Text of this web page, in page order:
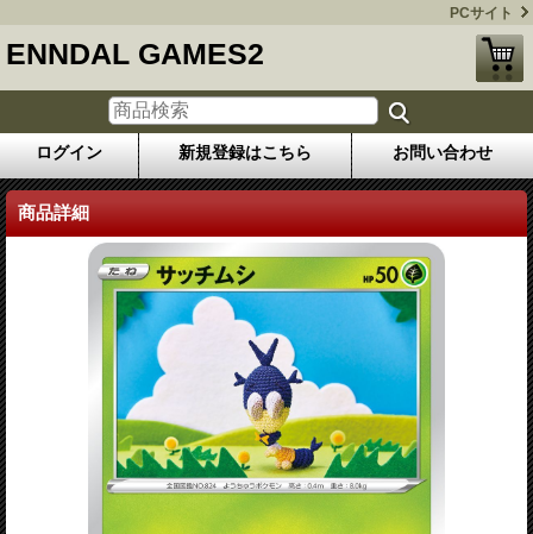
PCサイト
ENNDAL GAMES2
ログイン 新規登録はこちら お問い合わせ
商品詳細